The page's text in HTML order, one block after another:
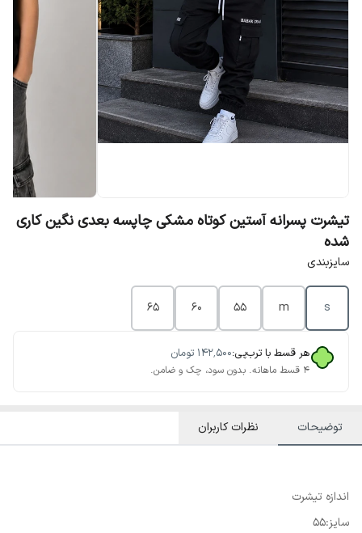
تیشرت پسرانه آستین کوتاه مشکی چاپسه بعدی نگین کاری
شده
سایزبندی
s
m
55
60
65
هر قسط با ترب‌پی:۱۴۲٬۵۰۰ تومان
۴ قسط ماهانه. بدون سود، چک و ضامن.
توضیحات نظرات کاربران
اندازه تیشرت
سایز:55